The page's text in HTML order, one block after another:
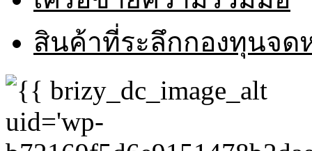
สินค้าที่ระลึกกองทุนจ